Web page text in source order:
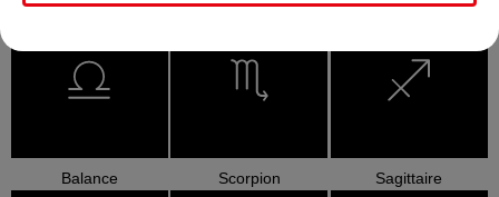
Balance Scorpion Sagittaire